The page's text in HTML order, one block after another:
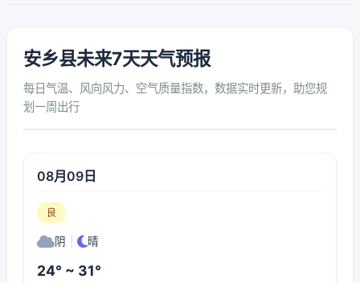
安乡县未来7天天气预报
每日气温、风向风力、空气质量指数，数据实时更新，助您规
划一周出行
08月09日
良
阴 晴
24° ~ 31°